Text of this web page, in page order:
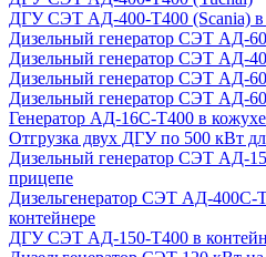
ДГУ СЭТ АД-400-Т400 (Scania) в
Дизельный генератор СЭТ АД-
Дизельный генератор СЭТ АД-
Дизельный генератор СЭТ АД-
Дизельный генератор СЭТ АД-
Генератор АД-16С-Т400 в
Отгрузка двух ДГУ по 500 кВт
Дизельный генератор СЭТ АД-
прицепе
Дизельгенератор СЭТ АД-400С-
контейнере
ДГУ СЭТ АД-150-Т400 в